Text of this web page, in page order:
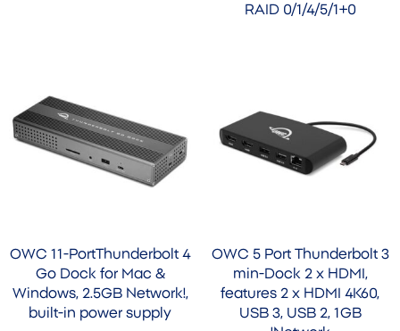
RAID 0/1/4/5/1+0
OWC 5 Port Thunderbolt 3
min-Dock 2 x HDMI,
features 2 x HDMI 4K60,
USB 3, USB 2, 1GB
OWC 11-PortThunderbolt 4
Go Dock for Mac &
Windows, 2.5GB Network!,
built-in power supply